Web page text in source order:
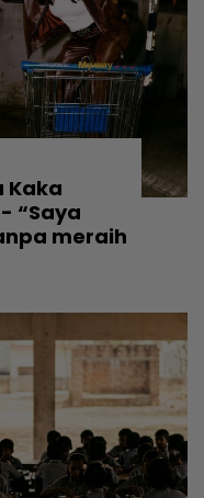
Kaka
“Saya
meraih